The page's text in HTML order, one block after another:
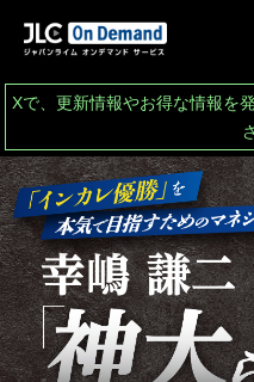
Xで、更新情報やお得な情報を